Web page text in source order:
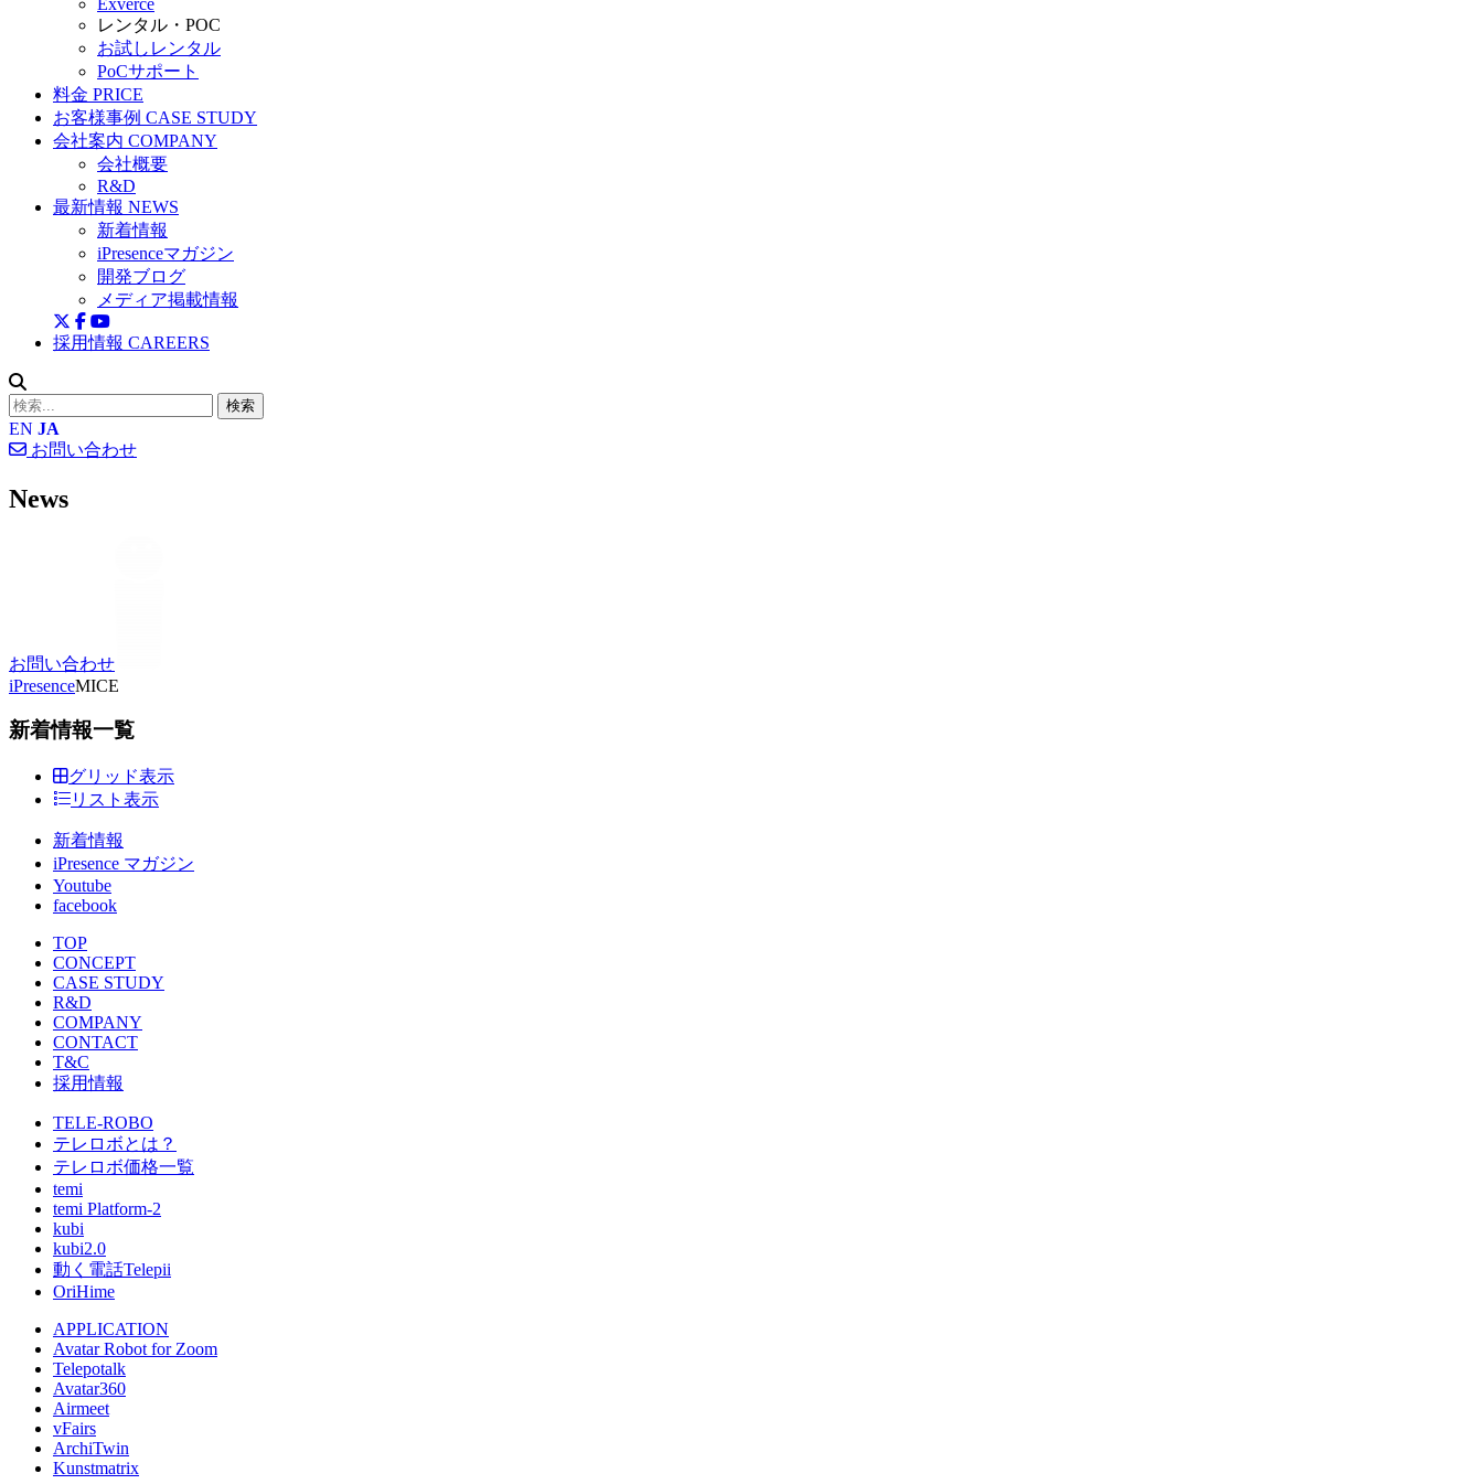
レンタル・POC
お試しレンタル
PoCサポート
料金 PRICE
お客様事例 CASE STUDY
会社案内 COMPANY
会社概要
R&D
最新情報 NEWS
新着情報
iPresenceマガジン
開発ブログ
メディア掲載情報
採用情報 CAREERS
検索
EN JA
お問い合わせ
News
お問い合わせ
iPresenceMICE
新着情報一覧
グリッド表示
リスト表示
新着情報
iPresence マガジン
Youtube
facebook
TOP
CONCEPT
CASE STUDY
R&D
COMPANY
CONTACT
T&C
採用情報
TELE-ROBO
テレロボとは？
テレロボ価格一覧
temi
temi Platform-2
kubi
kubi2.0
動く電話Telepii
OriHime
APPLICATION
Avatar Robot for Zoom
Telepotalk
Avatar360
Airmeet
vFairs
ArchiTwin
Kunstmatrix